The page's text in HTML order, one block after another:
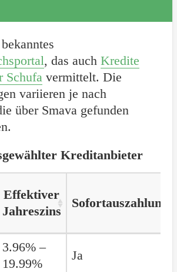
, das auch Kredite
Schufavermittelt. Die
variieren je nach
über Smava gefunden
Kreditanbieter
Effektiver
Jahreszins
Sofortauszahlung
Effektiver
Jahreszins
3.96% –
19.99%
Ja